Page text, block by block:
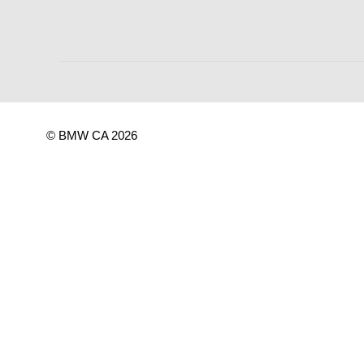
© BMW CA 2026